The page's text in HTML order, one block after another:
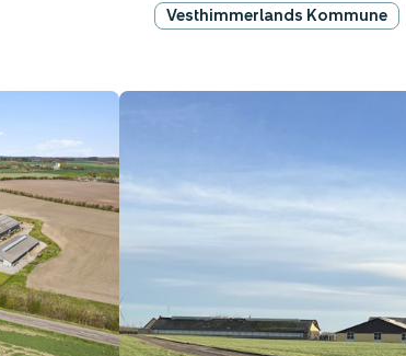
Vesthimmerlands Kommune
130,